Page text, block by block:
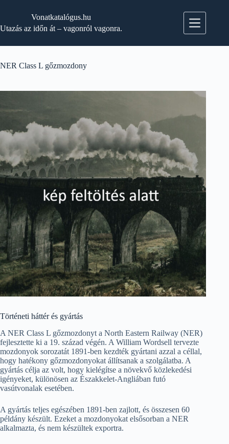
Vonatkatalógus.hu
Utazás az időn át – vagonról vagonra.
NER Class L gőzmozdony
Történeti háttér és gyártás
A NER Class L gőzmozdonyt a North Eastern Railway (NER)
fejlesztette ki a 19. század végén. A William Wordsell tervezte
mozdonyok sorozatát 1891-ben kezdték gyártani azzal a céllal,
hogy hatékony gőzmozdonyokat állítsanak a szolgálatba. A
gyártás célja az volt, hogy kielégítse a növekvő közlekedési
igényeket, különösen az Északkelet-Angliában futó
vasútvonalak esetében.
A gyártás teljes egészében 1891-ben zajlott, és összesen 60
példány készült. Ezeket a mozdonyokat elsősorban a NER
alkalmazta, és nem készültek exportra.